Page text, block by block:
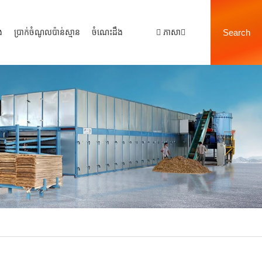
ប្រាក់ចំណូលប៉ាន់ស្មាន ចំណេះដឹង ភាសា Search